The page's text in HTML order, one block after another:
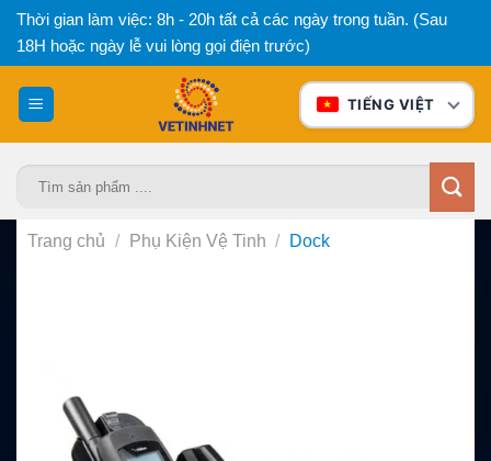
Bỏ
qua
nội
dung
Thời gian làm việc: 8h - 20h tất cả các ngày trong tuần. (Sau
18H hoặc ngày lễ vui lòng gọi điện trước)
TIẾNG VIỆT
Trang chủ / Phụ Kiện Vệ Tinh / Dock